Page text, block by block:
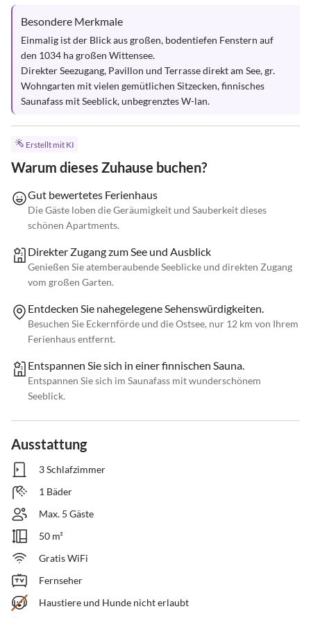
Besondere Merkmale
Einmalig ist der Blick aus großen, bodentiefen Fenstern auf
den 1034 ha großen Wittensee.
Direkter Seezugang, Pavillon und Terrasse direkt am See, gr.
Wohngarten mit vielen gemütlichen Sitzecken, finnisches
Saunafass mit Seeblick, unbegrenztes W-lan.
Erstellt mit KI
Warum dieses Zuhause buchen?
Gut bewertetes Ferienhaus
Die Gäste loben die Geräumigkeit und Sauberkeit dieses
schönen Apartments.
Direkter Zugang zum See und Ausblick
Genießen Sie atemberaubende Seeblicke und direkten Zugang
vom großen Garten.
Entdecken Sie nahegelegene Sehenswürdigkeiten.
Besuchen Sie Eckernförde und die Ostsee, nur 12 km von Ihrem
Ferienhaus entfernt.
Entspannen Sie sich in einer finnischen Sauna.
Entspannen Sie sich im Saunafass mit wunderschönem
Seeblick.
Ausstattung
3 Schlafzimmer
1 Bäder
Max. 5 Gäste
50 m²
Gratis WiFi
Fernseher
Haustiere und Hunde nicht erlaubt